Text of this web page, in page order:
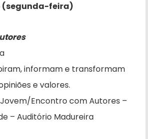
(segunda-feira)
informam e transformam
e valores.
Jovem/Encontro com Autores –
– Auditório Madureira